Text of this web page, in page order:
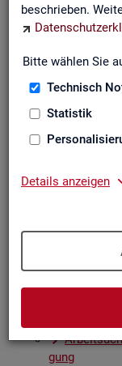
beschrieben.
Bitte wählen Sie
Technisch
Statistik
Details anzeigen
Rund­schau
Eck­wer­te
rung
Eck­wer­te
Zah­len,
gung